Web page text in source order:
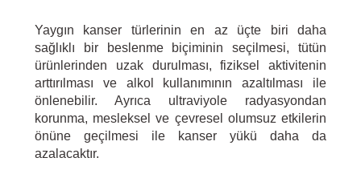
Yaygın kanser türlerinin en az üçte biri daha
sağlıklı bir beslenme biçiminin seçilmesi, tütün
ürünlerinden uzak durulması, fiziksel aktivitenin
arttırılması ve alkol kullanımının azaltılması ile
önlenebilir. Ayrıca ultraviyole radyasyondan
korunma, mesleksel ve çevresel olumsuz etkilerin
önüne geçilmesi ile kanser yükü daha da
azalacaktır.